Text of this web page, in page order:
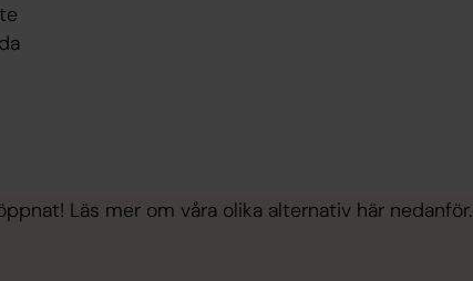
Läs mer om våra olika alternativ här nedanför.